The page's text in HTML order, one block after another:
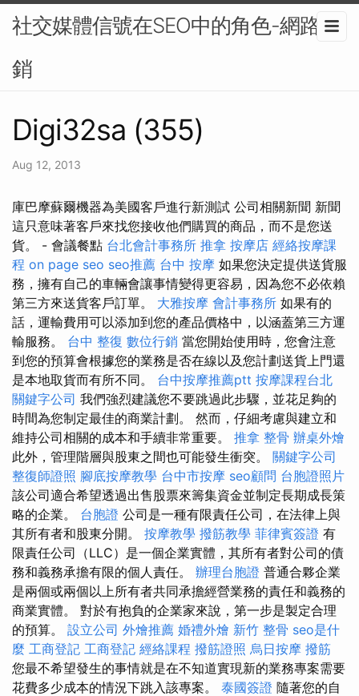
社交媒體信號在SEO中的角色-網路行
銷
Digi32sa (355)
Aug 12, 2013
庫巴摩蘇爾機器為美國客戶進行新測試 公司相關新聞 新聞
這只意味著客戶來找您接收他們購買的商品，而不是您送
貨。 - 會議餐點 台北會計事務所 推拿 按摩店 經絡按摩課
程 on page seo seo推薦 台中 按摩 如果您決定提供送貨服
務，擁有自己的車輛會讓事情變得更容易，因為您不必依賴
第三方來送貨客戶訂單。 大雅按摩 會計事務所 如果有的
話，運輸費用可以添加到您的產品價格中，以涵蓋第三方運
輸服務。 台中 整復 數位行銷 當您開始使用時，您會注意
到您的預算會根據您的業務是否在線以及您計劃送貨上門還
是本地取貨而有所不同。 台中按摩推薦ptt 按摩課程台北
關鍵字公司 我們強烈建議您不要跳過此步驟，並花足夠的
時間為您制定最佳的商業計劃。 然而，仔細考慮與建立和
維持公司相關的成本和手續非常重要。 推拿 整骨 辦桌外燴
此外，管理階層與股東之間也可能發生衝突。 關鍵字公司
整復師證照 腳底按摩教學 台中市按摩 seo顧問 台胞證照片
該公司適合希望透過出售股票來籌集資金並制定長期成長策
略的企業。 台胞證 公司是一種有限責任公司，在法律上與
其所有者和股東分開。 按摩教學 撥筋教學 菲律賓簽證 有
限責任公司（LLC）是一個企業實體，其所有者對公司的債
務和義務承擔有限的個人責任。 辦理台胞證 普通合夥企業
是兩個或兩個以上所有者共同承擔經營業務的責任和義務的
商業實體。 對於有抱負的企業家來說，第一步是製定合理
的預算。 設立公司 外燴推薦 婚禮外燴 新竹 整骨 seo是什
麼 工商登記 工商登記 經絡課程 撥筋證照 烏日按摩 撥筋
您最不希望發生的事情就是在不知道實現新的業務專案需要
花費多少成本的情況下跳入該專案。 泰國簽證 隨著您的自